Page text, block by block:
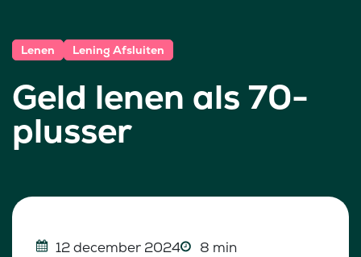
Lenen Lening Afsluiten
Geld lenen als 70-
plusser
12 december 2024 8 min